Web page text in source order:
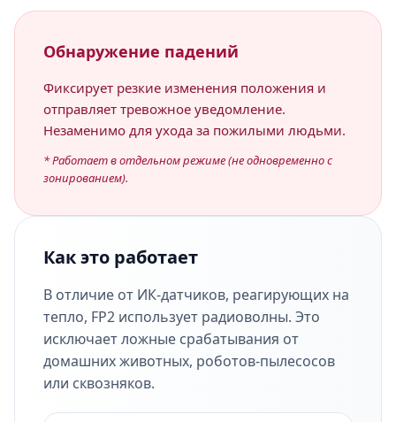
Обнаружение падений
Фиксирует резкие изменения положения и
отправляет тревожное уведомление.
Незаменимо для ухода за пожилыми людьми.
* Работает в отдельном режиме (не одновременно с
зонированием).
Как это работает
В отличие от ИК-датчиков, реагирующих на
тепло, FP2 использует радиоволны. Это
исключает ложные срабатывания от
домашних животных, роботов-пылесосов
или сквозняков.